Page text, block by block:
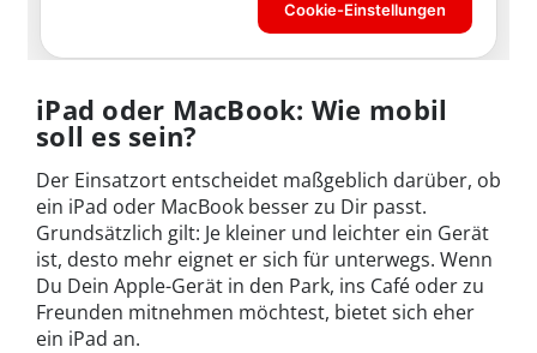
iPad oder MacBook: Wie mobil
soll es sein?
Der Einsatzort entscheidet maßgeblich darüber, ob
ein iPad oder MacBook besser zu Dir passt.
Grundsätzlich gilt: Je kleiner und leichter ein Gerät
ist, desto mehr eignet er sich für unterwegs. Wenn
Du Dein Apple-Gerät in den Park, ins Café oder zu
Freunden mitnehmen möchtest, bietet sich eher
ein iPad an.